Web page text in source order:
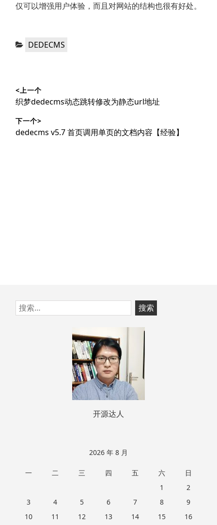
仅可以增强用户体验，而且对网站的结构也很有好处。
分
DEDECMS
章
导
航
<上一个
上
文
章：
织梦dedecms动态跳转修改为静态url地址
下一个>
下
dedecms v5.7 首页调用单页的文档内容【经验】
跳
至
搜
索：
开源达人
2026 年 8 月
一 二 三 四 五 六
日
1
2
3
4 5 6 7 8
9
10
11 12 13 14 15 16